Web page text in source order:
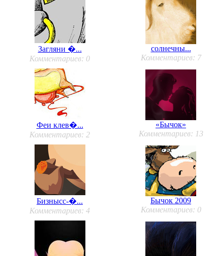
Загляни �...
Комментариев: 0
солнечны...
Комментариев: 7
Феи клев�...
Комментариев: 2
«Бычок»
Комментариев: 13
Бизнысс-�...
Комментариев: 4
Бычок 2009
Комментариев: 0